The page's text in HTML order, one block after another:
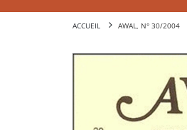
ACCUEIL AWAL, N° 30/2004